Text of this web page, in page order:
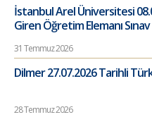
İstanbul Arel Üniversitesi
Giren Öğretim Elemanı
31 Temmuz 2026
Dilmer 27.07.2026 Tarihli
28 Temmuz 2026